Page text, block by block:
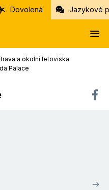
Dovolená Jazykové
a okolní letoviska
Palace